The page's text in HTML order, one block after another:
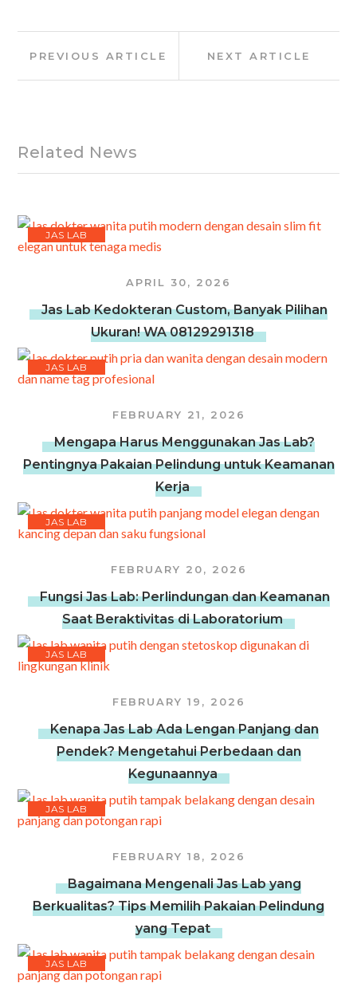
navigation
PREVIOUS ARTICLE NEXT ARTICLE
Related News
JAS LAB
APRIL 30, 2026
Jas Lab Kedokteran Custom, Banyak Pilihan
Ukuran! WA 08129291318
JAS LAB
FEBRUARY 21, 2026
Mengapa Harus Menggunakan Jas Lab?
Pentingnya Pakaian Pelindung untuk Keamanan
Kerja
JAS LAB
FEBRUARY 20, 2026
Fungsi Jas Lab: Perlindungan dan Keamanan
Saat Beraktivitas di Laboratorium
JAS LAB
FEBRUARY 19, 2026
Kenapa Jas Lab Ada Lengan Panjang dan
Pendek? Mengetahui Perbedaan dan
Kegunaannya
JAS LAB
FEBRUARY 18, 2026
Bagaimana Mengenali Jas Lab yang
Berkualitas? Tips Memilih Pakaian Pelindung
yang Tepat
JAS LAB